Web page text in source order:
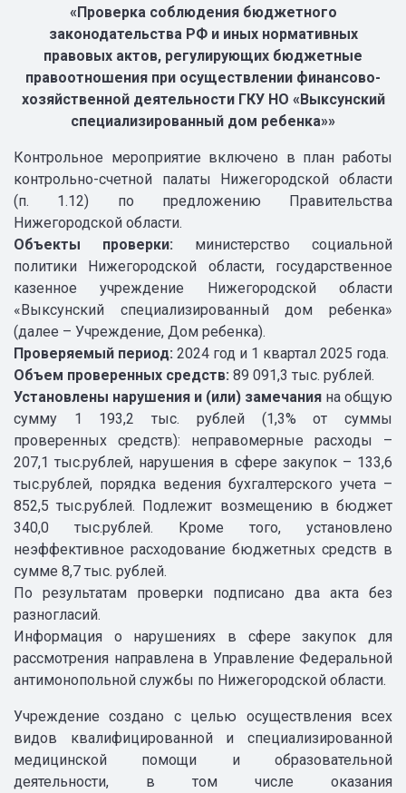
«Проверка соблюдения бюджетного
законодательства РФ и иных нормативных
правовых актов, регулирующих бюджетные
правоотношения при осуществлении финансово-
хозяйственной деятельности ГКУ НО «Выксунский
специализированный дом ребенка»»
Контрольное мероприятие включено в план работы
контрольно-счетной палаты Нижегородской области
(п. 1.12) по предложению Правительства
Нижегородской области.
Объекты проверки: министерство социальной
политики Нижегородской области, государственное
казенное учреждение Нижегородской области
«Выксунский специализированный дом ребенка»
(далее – Учреждение, Дом ребенка).
Проверяемый период: 2024 год и 1 квартал 2025 года.
Объем проверенных средств: 89 091,3 тыс. рублей.
Установлены нарушения и (или) замечания на общую
сумму 1 193,2 тыс. рублей (1,3% от суммы
проверенных средств): неправомерные расходы –
207,1 тыс.рублей, нарушения в сфере закупок – 133,6
тыс.рублей, порядка ведения бухгалтерского учета –
852,5 тыс.рублей. Подлежит возмещению в бюджет
340,0 тыс.рублей. Кроме того, установлено
неэффективное расходование бюджетных средств в
сумме 8,7 тыс. рублей.
По результатам проверки подписано два акта без
разногласий.
Информация о нарушениях в сфере закупок для
рассмотрения направлена в Управление Федеральной
антимонопольной службы по Нижегородской области.
Учреждение создано с целью осуществления всех
видов квалифицированной и специализированной
медицинской помощи и образовательной
деятельности, в том числе оказания